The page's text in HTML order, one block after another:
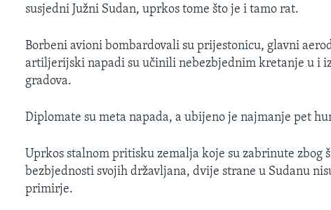
susjedni Južni Sudan, uprkos tome što je i tamo rat.
Borbeni avioni bombardovali su prijestonicu, glavni
artiljerijski napadi su učinili nebezbjednim kretanje u i
gradova.
Diplomate su meta napada, a ubijeno je najmanje pet
Uprkos stalnom pritisku zemalja koje su zabrinute zbog
bezbjednosti svojih državljana, dvije strane u Sudanu
primirje.